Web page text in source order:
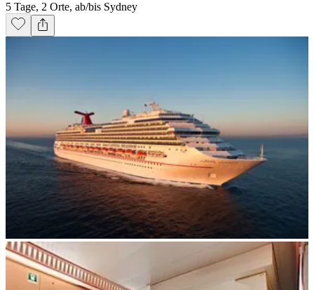
5 Tage, 2 Orte, ab/bis Sydney